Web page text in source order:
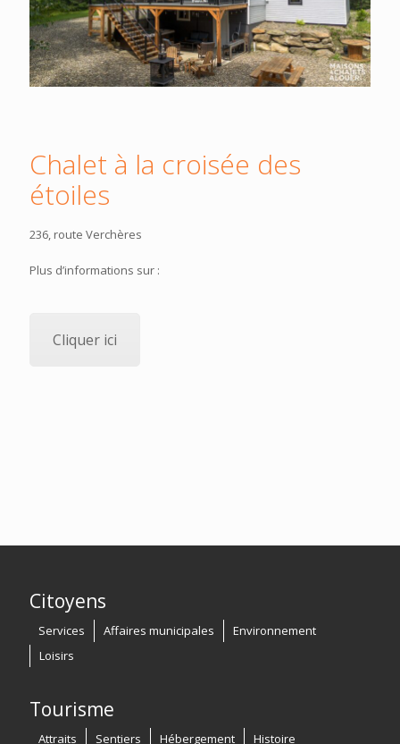
Chalet à la croisée des
étoiles
236, route Verchères
Plus d’informations sur :
Cliquer ici
Citoyens
Services Affaires municipales
Environnement
Loisirs
Tourisme
Attraits Sentiers Hébergement Histoire